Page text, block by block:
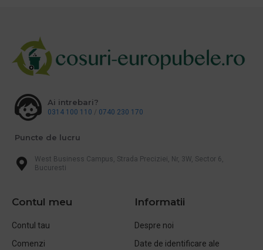
Ai intrebari?
0314 100 110 / 0740 230 170
Puncte de lucru
West Business Campus, Strada Preciziei, Nr, 3W, Sector 6,
Bucuresti
Contul meu
Contul tau
Comenzi
Informatii
Despre noi
Date de identificare ale